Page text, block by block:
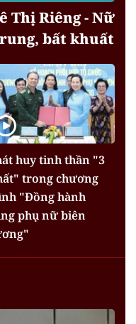
Thị Riêng - Nữ
bất khuất
huy tinh thần "3
trong chương
"Đồng hành
phụ nữ biên